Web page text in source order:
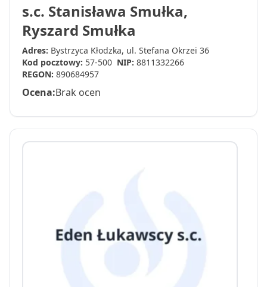
s.c. Stanisława Smułka,
Ryszard Smułka
Adres: Bystrzyca Kłodzka, ul. Stefana Okrzei 36
Kod pocztowy: 57-500 NIP: 8811332266
REGON: 890684957
Ocena:Brak ocen